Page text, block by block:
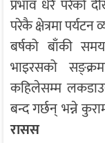
प्रभाव धेरै परेको
परेकै क्षेत्रमा
बर्षको बाँकी
भाइरसको
कहिलेसम्म
बन्द गर्छन् भन्ने
रासस